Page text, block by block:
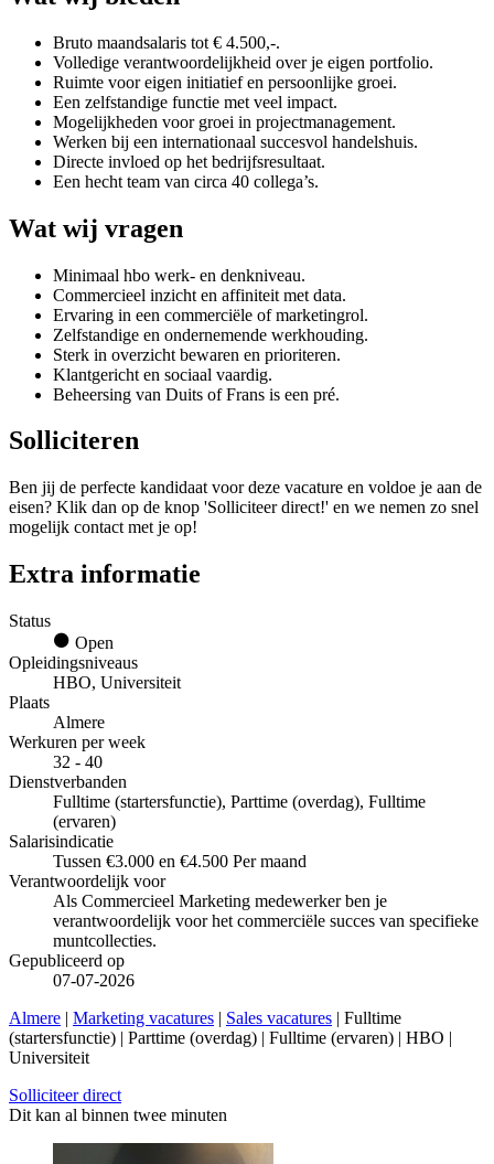
Bruto maandsalaris tot € 4.500,-.
Volledige verantwoordelijkheid over je eigen portfolio.
Ruimte voor eigen initiatief en persoonlijke groei.
Een zelfstandige functie met veel impact.
Mogelijkheden voor groei in projectmanagement.
Werken bij een internationaal succesvol handelshuis.
Directe invloed op het bedrijfsresultaat.
Een hecht team van circa 40 collega’s.
Wat wij vragen
Minimaal hbo werk- en denkniveau.
Commercieel inzicht en affiniteit met data.
Ervaring in een commerciële of marketingrol.
Zelfstandige en ondernemende werkhouding.
Sterk in overzicht bewaren en prioriteren.
Klantgericht en sociaal vaardig.
Beheersing van Duits of Frans is een pré.
Solliciteren
Ben jij de perfecte kandidaat voor deze vacature en voldoe je aan de
eisen? Klik dan op de knop 'Solliciteer direct!' en we nemen zo snel
mogelijk contact met je op!
Extra informatie
Status
Open
Opleidingsniveaus
HBO, Universiteit
Plaats
Almere
Werkuren per week
32 - 40
Dienstverbanden
Fulltime (startersfunctie), Parttime (overdag), Fulltime
(ervaren)
Salarisindicatie
Tussen €3.000 en €4.500 Per maand
Verantwoordelijk voor
Als Commercieel Marketing medewerker ben je
verantwoordelijk voor het commerciële succes van specifieke
muntcollecties.
Gepubliceerd op
07-07-2026
Almere | Marketing vacatures | Sales vacatures | Fulltime
(startersfunctie) | Parttime (overdag) | Fulltime (ervaren) | HBO |
Universiteit
Solliciteer direct
Dit kan al binnen twee minuten